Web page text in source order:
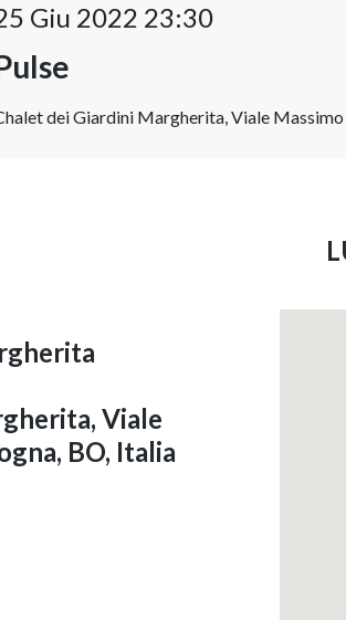
Giu 2022 23:30
dei Giardini Margherita, Viale
Viale
BO, Italia